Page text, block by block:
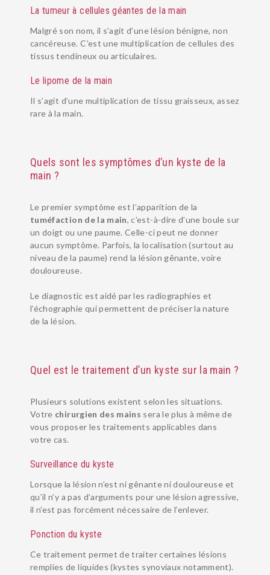
PATHOLOGIES
URGENCES MAIN
La tumeur à cellules géantes de la main
Malgré son nom, il s’agit d’une lésion bénigne, non
cancéreuse. C’est une multiplication de cellules des
tissus tendineux ou articulaires.
Le lipome de la main
Il s’agit d’une multiplication de tissu graisseux, assez
rare à la main.
Quels sont les symptômes d’un kyste de la
main ?
Le premier symptôme est l’apparition de la
tuméfaction de la main, c’est-à-dire d’une boule sur
un doigt ou une paume. Celle-ci peut ne donner
aucun symptôme. Parfois, la localisation (surtout au
niveau de la paume) rend la lésion gênante, voire
douloureuse.
Le diagnostic est aidé par les radiographies et
l’échographie qui permettent de préciser la nature
de la lésion.
Quel est le traitement d’un kyste sur la main ?
Plusieurs solutions existent selon les situations.
Votre chirurgien des mains sera le plus à même de
vous proposer les traitements applicables dans
votre cas.
Surveillance du kyste
Lorsque la lésion n’est ni gênante ni douloureuse et
qu’il n’y a pas d’arguments pour une lésion agressive,
il n’est pas forcément nécessaire de l’enlever.
Ponction du kyste
Ce traitement permet de traiter certaines lésions
remplies de liquides (kystes synoviaux notamment).